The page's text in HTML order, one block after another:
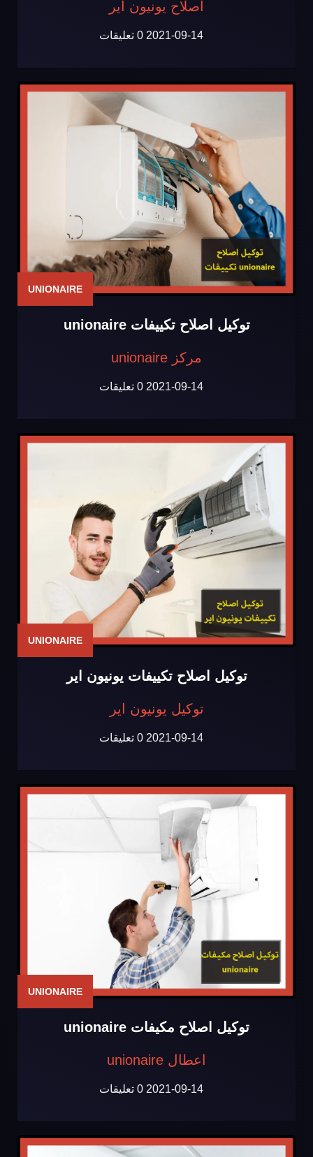
اصلاح يونيون اير
2021-09-14 0 تعليقات
UNIONAIRE
توكيل اصلاح تكييفات unionaire
مركز unionaire
2021-09-14 0 تعليقات
UNIONAIRE
توكيل اصلاح تكييفات يونيون اير
توكيل يونيون اير
2021-09-14 0 تعليقات
UNIONAIRE
توكيل اصلاح مكيفات unionaire
اعطال unionaire
2021-09-14 0 تعليقات